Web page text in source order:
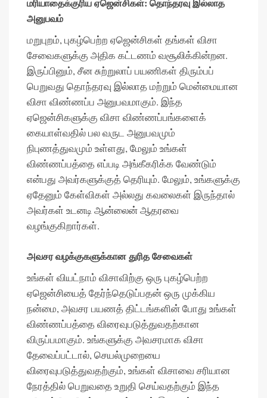
அனுபவம்
மறுபுறம், புகழ்பெற்ற ஏஜென்சிகள் தங்கள் விசா
சேவைகளுக்கு அதிக கட்டணம் வசூலிக்கின்றன.
இருப்பினும், சீன சுற்றுலாப் பயணிகள் திரும்பப்
பெறுவது தொந்தரவு இல்லாத மற்றும் மென்மையான
விசா விண்ணப்ப அனுபவமாகும். இந்த
ஏஜென்சிகளுக்கு விசா விண்ணப்பங்களைக்
கையாள்வதில் பல வருட அனுபவமும்
நிபுணத்துவமும் உள்ளது, மேலும் உங்கள்
விண்ணப்பத்தை எப்படி அங்கீகரிக்க வேண்டும்
என்பது அவர்களுக்குத் தெரியும். மேலும், உங்களுக்கு
ஏதேனும் கேள்விகள் அல்லது கவலைகள் இருந்தால்
அவர்கள் உடனடி ஆன்லைன் ஆதரவை
வழங்குகிறார்கள்.
அவசர வழக்குகளுக்கான துரித சேவைகள்
உங்கள் வியட்நாம் விசாவிற்கு ஒரு புகழ்பெற்ற
ஏஜென்சியைத் தேர்ந்தெடுப்பதன் ஒரு முக்கிய
நன்மை, அவசர பயணத் திட்டங்களின் போது உங்கள்
விண்ணப்பத்தை விரைவுபடுத்துவதற்கான
விருப்பமாகும். உங்களுக்கு அவசரமாக விசா
தேவைப்பட்டால், செயல்முறையை
விரைவுபடுத்துவதற்கும், உங்கள் விசாவை சரியான
நேரத்தில் பெறுவதை உறுதி செய்வதற்கும் இந்த